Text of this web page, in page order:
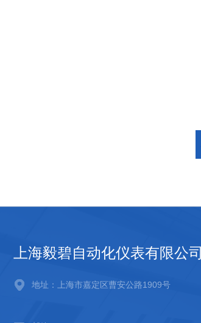
上海毅碧自动化仪表有限公司
地址：上海市嘉定区曹安公路1909号